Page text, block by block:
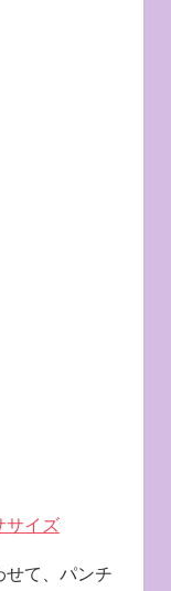
サイズ
て、パンチ